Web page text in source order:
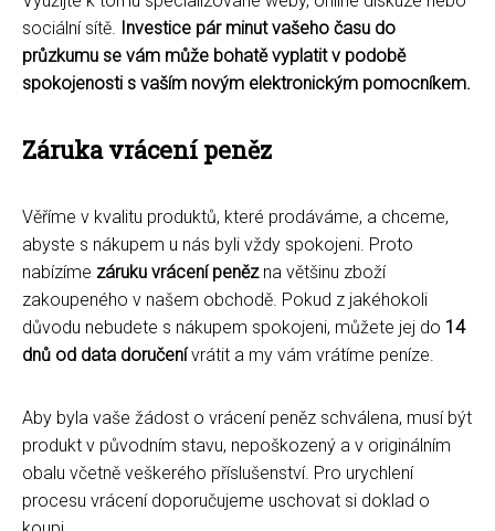
sociální sítě. Investice pár minut vašeho času do
průzkumu se vám může bohatě vyplatit v podobě
spokojenosti s vaším novým elektronickým pomocníkem.
Záruka vrácení peněz
Věříme v kvalitu produktů, které prodáváme, a chceme,
abyste s nákupem u nás byli vždy spokojeni. Proto
nabízíme záruku vrácení penězna většinu zboží
zakoupeného v našem obchodě. Pokud z jakéhokoli
důvodu nebudete s nákupem spokojeni, můžete jej do 14
dnů od data doručenívrátit a my vám vrátíme peníze.
Aby byla vaše žádost o vrácení peněz schválena, musí být
produkt v původním stavu, nepoškozený a v originálním
obalu včetně veškerého příslušenství. Pro urychlení
procesu vrácení doporučujeme uschovat si doklad o